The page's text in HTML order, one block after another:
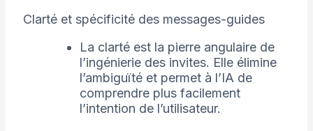
Clarté et spécificité des messages-guides
La clarté est la pierre angulaire de
l’ingénierie des invites. Elle élimine
l’ambiguïté et permet à l’IA de
comprendre plus facilement
l’intention de l’utilisateur.